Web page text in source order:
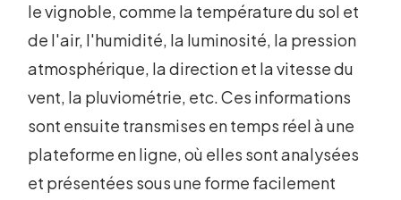
le vignoble, comme la température du sol et
de l'air, l'humidité, la luminosité, la pression
atmosphérique, la direction et la vitesse du
vent, la pluviométrie, etc. Ces informations
sont ensuite transmises en temps réel à une
plateforme en ligne, où elles sont analysées
et présentées sous une forme facilement